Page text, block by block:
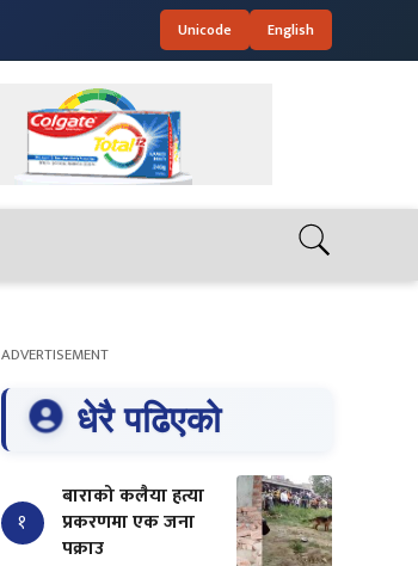
Unicode English
ADVERTISEMENT
धेरै पढिएको
१
बाराको कलैया हत्या
प्रकरणमा एक जना
पक्राउ